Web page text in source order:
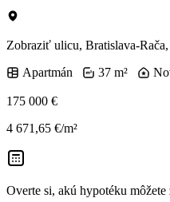
Zobraziť ulicu, Bratislava-
Apartmán
37 m²
175 000 €
4 671,65 €/m²
Overte si, akú hypotéku môžete